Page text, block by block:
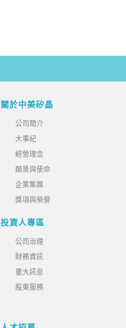
關於中美矽晶
公司簡介
大事紀
經營理念
願景與使命
企業集團
獎項與榮譽
投資人專區
公司治理
財務資訊
重大訊息
股東服務